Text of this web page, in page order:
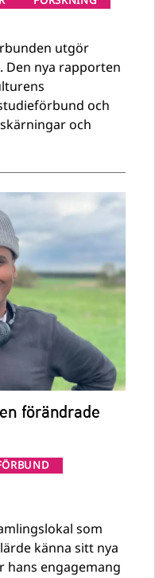
utgör
Den nya rapporten
och
och
förändrade
som
känna sitt nya
hans engagemang